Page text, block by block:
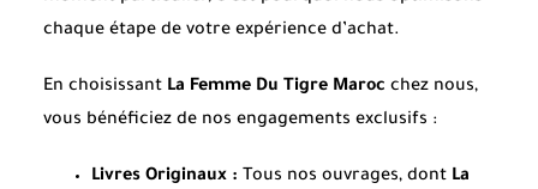
chaque étape de votre expérience d’achat.
En choisissant La Femme Du Tigre Maroc chez nous,
vous bénéficiez de nos engagements exclusifs :
Livres Originaux : Tous nos ouvrages, dont La